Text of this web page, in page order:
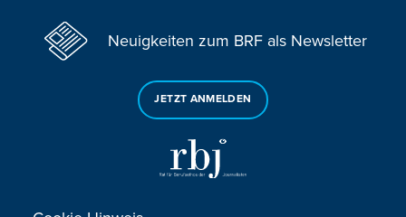
Neuigkeiten zum BRF als Newsletter
JETZT ANMELDEN